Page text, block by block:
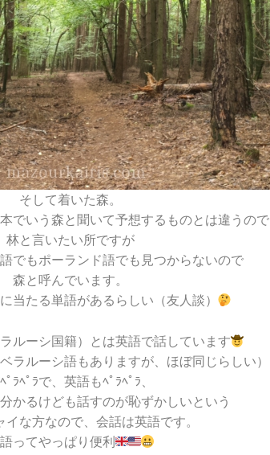
そして着いた森。
でいう森と聞いて予想するものとは違うので
林と言いたい所ですが
でもポーランド語でも見つからないので
森と呼んでいます。
当たる単語があるらしい（友人談）
ルーシ国籍）とは英語で話しています
ラルーシ語もありますが、ほぼ同じらしい）
ﾟﾗﾍﾟﾗで、英語もﾍﾟﾗﾍﾟﾗ、
かるけども話すのが恥ずかしいという
イな方なので、会話は英語です。
ってやっぱり便利